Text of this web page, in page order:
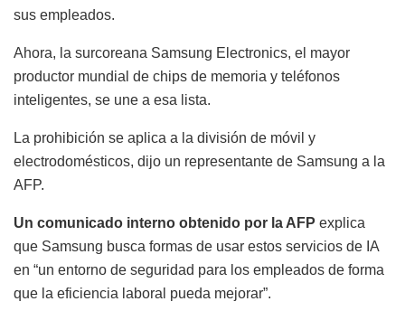
sus empleados.
Ahora, la surcoreana Samsung Electronics, el mayor
productor mundial de chips de memoria y teléfonos
inteligentes, se une a esa lista.
La prohibición se aplica a la división de móvil y
electrodomésticos, dijo un representante de Samsung a la
AFP.
Un comunicado interno obtenido por la AFP explica
que Samsung busca formas de usar estos servicios de IA
en “un entorno de seguridad para los empleados de forma
que la eficiencia laboral pueda mejorar”.